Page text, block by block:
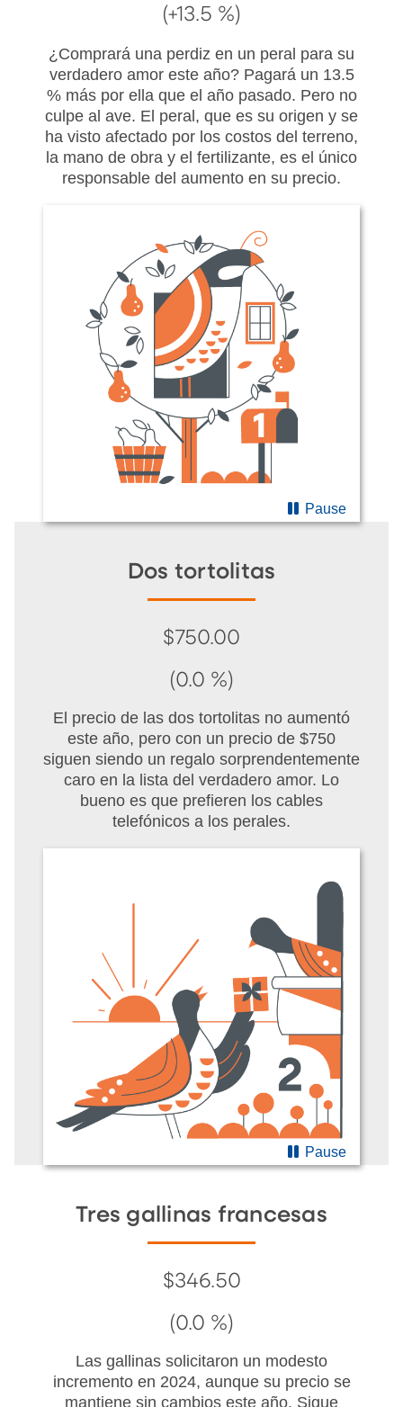
(+13.5 %)
¿Comprará una perdiz en un peral para su
verdadero amor este año? Pagará un 13.5
% más por ella que el año pasado. Pero no
culpe al ave. El peral, que es su origen y se
ha visto afectado por los costos del terreno,
la mano de obra y el fertilizante, es el único
responsable del aumento en su precio.
Pause
Dos tortolitas
$750.00
(0.0 %)
El precio de las dos tortolitas no aumentó
este año, pero con un precio de $750
siguen siendo un regalo sorprendentemente
caro en la lista del verdadero amor. Lo
bueno es que prefieren los cables
telefónicos a los perales.
Pause
Tres gallinas francesas
$346.50
(0.0 %)
Las gallinas solicitaron un modesto
incremento en 2024, aunque su precio se
mantiene sin cambios este año. Sigue